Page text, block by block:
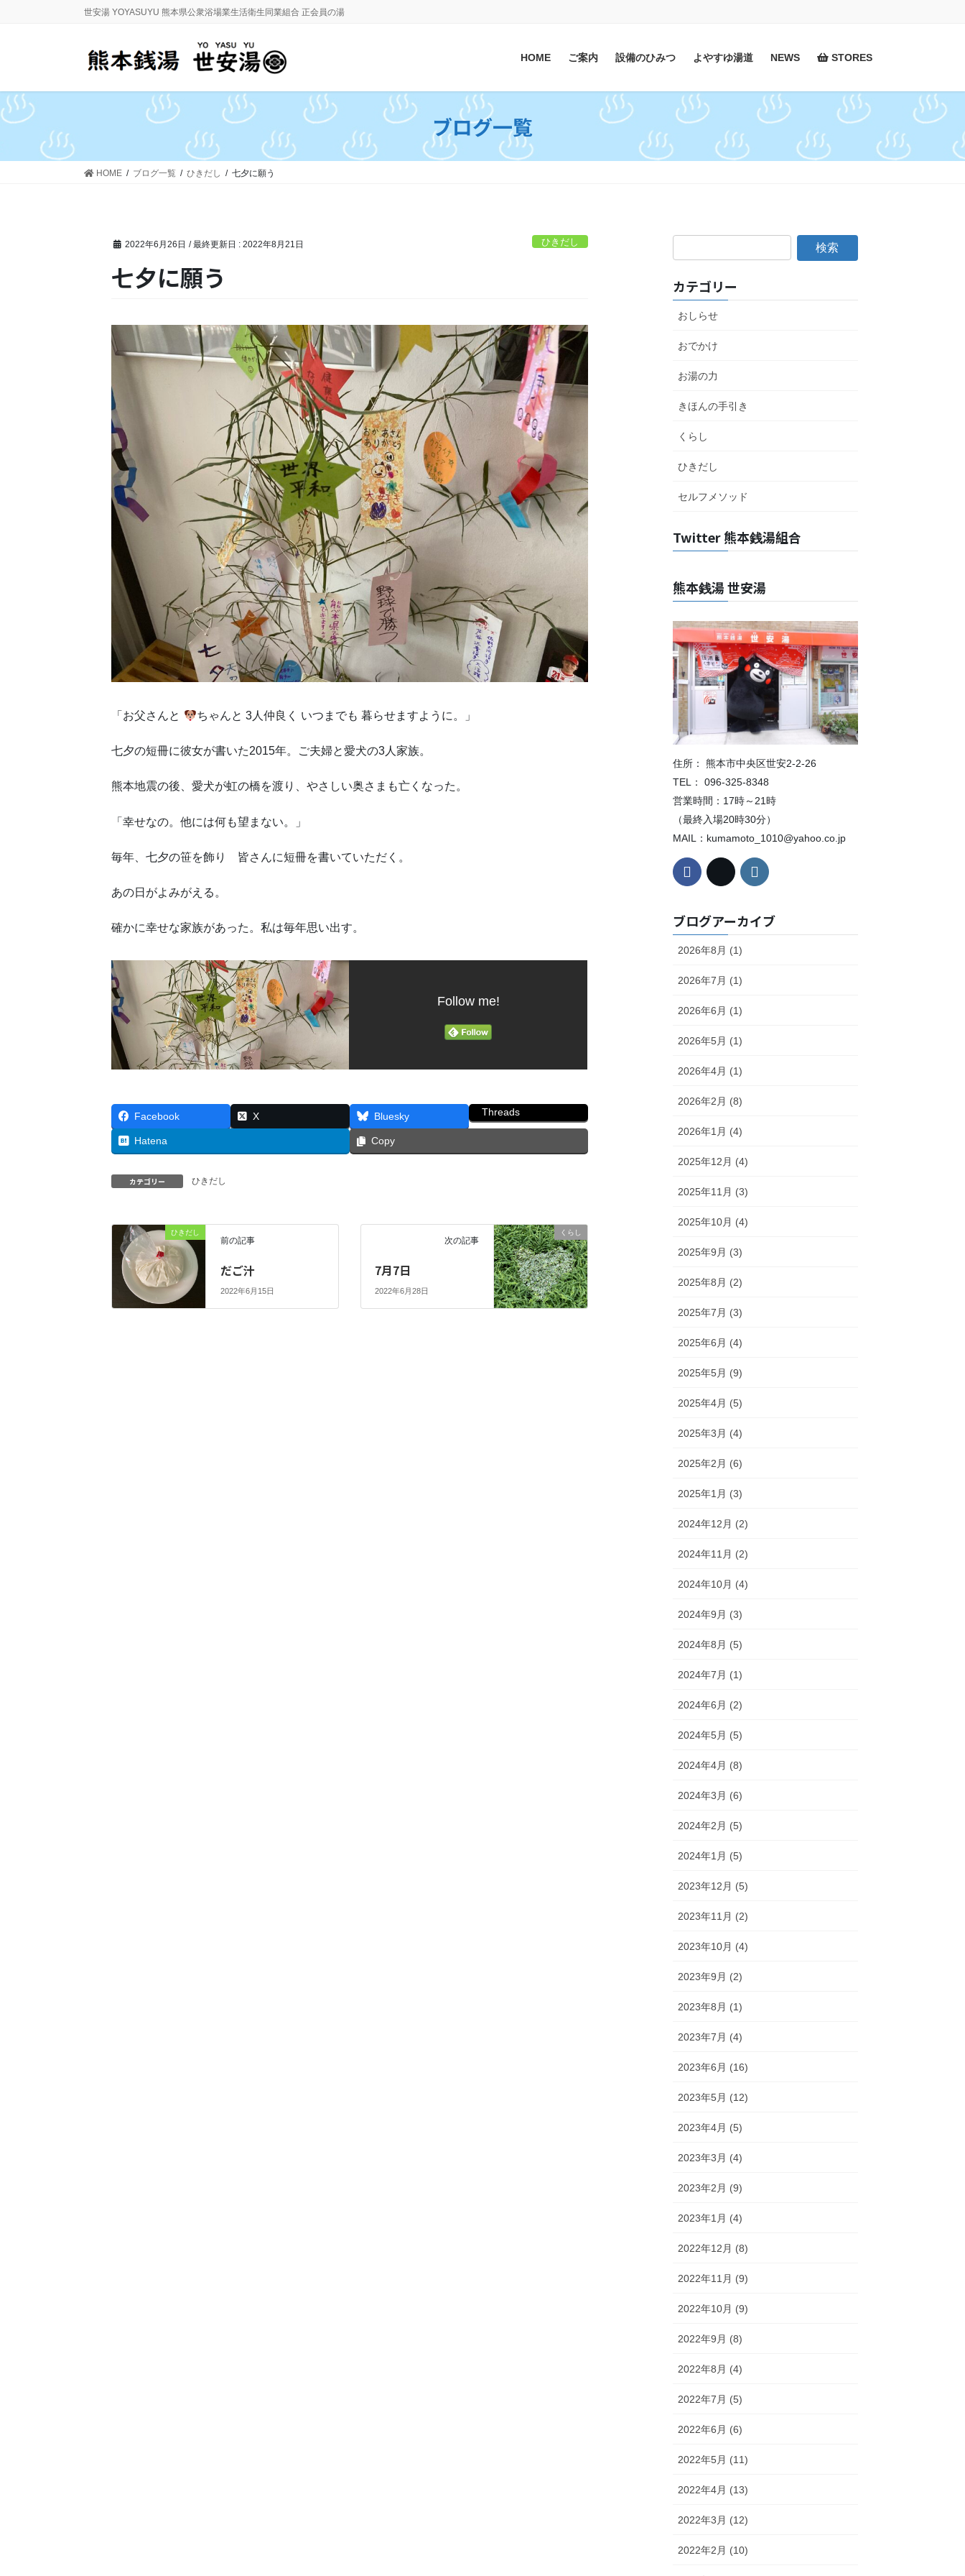
に
移
ョ
ン
動
世安湯 YOYASUYU 熊本県公衆浴場業生活衛生同業組合 正会員の湯
HOME ご案内 設備のひみつ よやすゆ湯道 NEWS STORES
ブログ一覧
HOME ブログ一覧 ひきだし 七夕に願う
2022年6月26日 / 最終更新日 :2022年8月21日 ひきだし
七夕に願う
「お父さんと ちゃんと 3人仲良く いつまでも 暮らせますように。」
七夕の短冊に彼女が書いた2015年。ご夫婦と愛犬の3人家族。
熊本地震の後、愛犬が虹の橋を渡り、やさしい奥さまも亡くなった。
「幸せなの。他には何も望まない。」
毎年、七夕の笹を飾り 皆さんに短冊を書いていただく。
あの日がよみがえる。
確かに幸せな家族があった。私は毎年思い出す。
Follow me!
Facebook X Bluesky Threads
Hatena Copy
カテゴリー ひきだし
ひきだし
前の記事
だご汁
2022年6月15日
くらし
次の記事
7月7日
2022年6月28日
カテゴリー
おしらせ
おでかけ
お湯の力
きほんの手引き
くらし
ひきだし
セルフメソッド
Twitter 熊本銭湯組合
熊本銭湯 世安湯
住所： 熊本市中央区世安2-2-26
TEL： 096-325-8348
営業時間：17時～21時
（最終入場20時30分）
MAIL：kumamoto_1010@yahoo.co.jp
ブログアーカイブ
2026年8月 (1)
2026年7月 (1)
2026年6月 (1)
2026年5月 (1)
2026年4月 (1)
2026年2月 (8)
2026年1月 (4)
2025年12月 (4)
2025年11月 (3)
2025年10月 (4)
2025年9月 (3)
2025年8月 (2)
2025年7月 (3)
2025年6月 (4)
2025年5月 (9)
2025年4月 (5)
2025年3月 (4)
2025年2月 (6)
2025年1月 (3)
2024年12月 (2)
2024年11月 (2)
2024年10月 (4)
2024年9月 (3)
2024年8月 (5)
2024年7月 (1)
2024年6月 (2)
2024年5月 (5)
2024年4月 (8)
2024年3月 (6)
2024年2月 (5)
2024年1月 (5)
2023年12月 (5)
2023年11月 (2)
2023年10月 (4)
2023年9月 (2)
2023年8月 (1)
2023年7月 (4)
2023年6月 (16)
2023年5月 (12)
2023年4月 (5)
2023年3月 (4)
2023年2月 (9)
2023年1月 (4)
2022年12月 (8)
2022年11月 (9)
2022年10月 (9)
2022年9月 (8)
2022年8月 (4)
2022年7月 (5)
2022年6月 (6)
2022年5月 (11)
2022年4月 (13)
2022年3月 (12)
2022年2月 (10)